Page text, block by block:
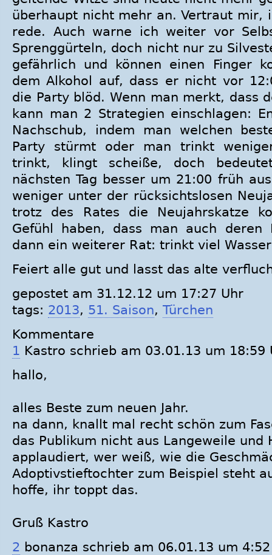
überhaupt nicht mehr an. Vertraut mir,
rede. Auch warne ich weiter vor
Sprenggürteln, doch nicht nur zu
gefährlich und können einen Finger
dem Alkohol auf, dass er nicht vor
die Party blöd. Wenn man merkt, dass
kann man 2 Strategien einschlagen:
Nachschub, indem man welchen
Party stürmt oder man trinkt
trinkt, klingt scheiße, doch
nächsten Tag besser um 21:00 früh
weniger unter der rücksichtslosen
trotz des Rates die Neujahrskatze
Gefühl haben, dass man auch
dann ein weiterer Rat: trinkt viel
Feiert alle gut und lasst das alte
gepostet am 31.12.12 um 17:27 Uhr
tags: 2013, 51. Saison, Türchen
Kommentare
1 Kastro schrieb am 03.01.13 um 18:59
hallo,
alles Beste zum neuen Jahr.
na dann, knallt mal recht schön zum
das Publikum nicht aus Langeweile und
applaudiert, wer weiß, wie die
Adoptivstieftochter zum Beispiel steht
hoffe, ihr toppt das.
Gruß Kastro
2 bonanza schrieb am 06.01.13 um